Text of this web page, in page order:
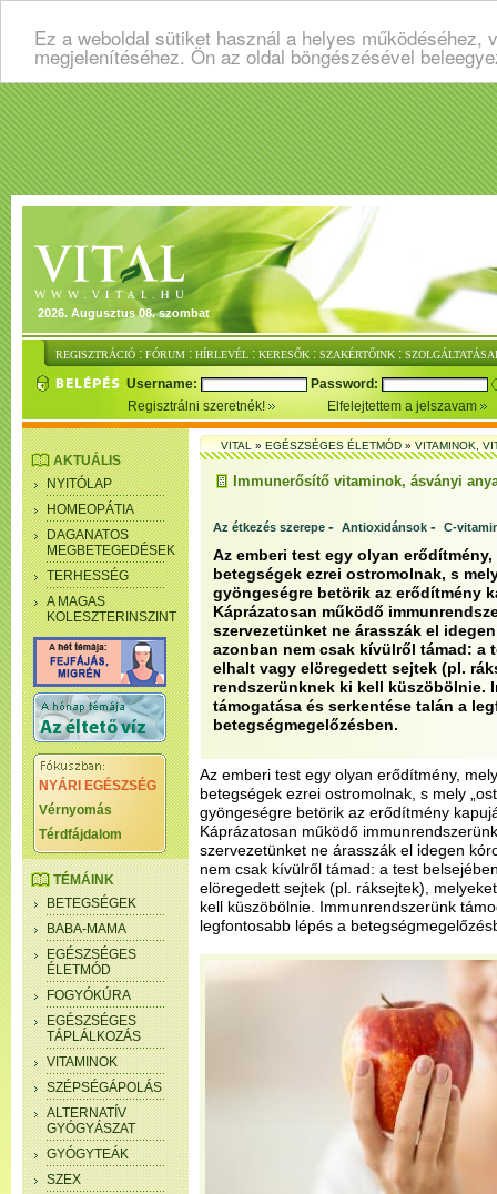
Ez a weboldal sütiket használ a helyes
megjelenítéséhez. Ön az oldal böngészésével
2026. Augusztus 08. szombat
REGISZTRÁCIÓ : FÓRUM : HÍRLEVÉL : KERESŐK : SZAKÉRTŐINK :
Username:
Password:
Regisztrálni szeretnék!
Elfelejtettem a jelszavam
AKTUÁLIS
NYITÓLAP
HOMEOPÁTIA
DAGANATOS
MEGBETEGEDÉSEK
TERHESSÉG
A MAGAS
KOLESZTERINSZINT
NYÁRI EGÉSZSÉG
Vérnyomás
Térdfájdalom
TÉMÁINK
BETEGSÉGEK
BABA-MAMA
EGÉSZSÉGES
ÉLETMÓD
FOGYÓKÚRA
EGÉSZSÉGES
TÁPLÁLKOZÁS
VITAMINOK
SZÉPSÉGÁPOLÁS
ALTERNATÍV
GYÓGYÁSZAT
GYÓGYTEÁK
SZEX
VITAL»EGÉSZSÉGES ÉLETMÓD»VITAMINOK,
Immunerősítő vitaminok, ásványi
Az étkezés szerepe - Antioxidánsok - C-
Az emberi test egy olyan
betegségek ezrei ostromolnak, s
gyöngeségre betörik az erődítmény
Káprázatosan működő
szervezetünket ne árasszák el
azonban nem csak kívülről támad: a
elhalt vagy elöregedett sejtek (pl.
rendszerünknek ki kell küszöbölnie.
támogatása és serkentése talán a
betegségmegelőzésben.
Az emberi test egy olyan erődítmény,
betegségek ezrei ostromolnak, s mely
gyöngeségre betörik az erődítmény
Káprázatosan működő
szervezetünket ne árasszák el idegen
nem csak kívülről támad: a test
elöregedett sejtek (pl. ráksejtek),
kell küszöbölnie. Immunrendszerünk
legfontosabb lépés a